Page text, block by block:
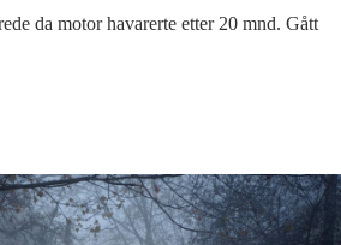
da motor havarerte etter 20 mnd. Gått